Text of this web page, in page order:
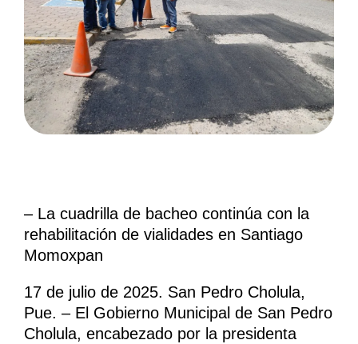
– La cuadrilla de bacheo continúa con la
rehabilitación de vialidades en Santiago
Momoxpan
17 de julio de 2025. San Pedro Cholula,
Pue. – El Gobierno Municipal de San Pedro
Cholula, encabezado por la presidenta